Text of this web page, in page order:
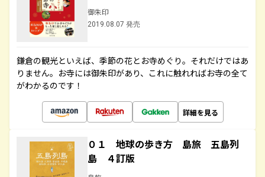
御朱印
2019.08.07 発売
鎌倉の観光といえば、季節の花とお寺めぐり。それだけではあ
りません。お寺には御朱印があり、これに触れればお寺の全て
がわかるのです！
詳細を見る
０１ 地球の歩き方 島旅 五島列
島 ４訂版